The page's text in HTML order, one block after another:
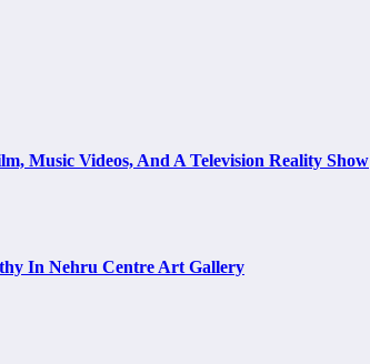
Music Videos, And A Television Reality Show
In Nehru Centre Art Gallery